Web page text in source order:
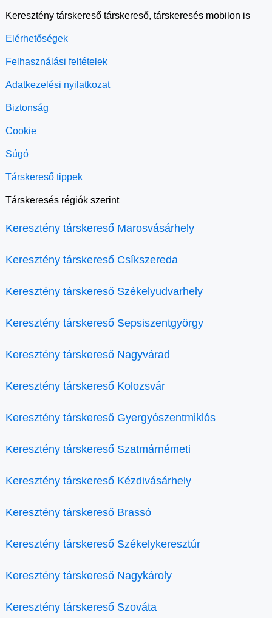
Keresztény társkereső társkereső, társkeresés mobilon is
Elérhetőségek
Felhasználási feltételek
Adatkezelési nyilatkozat
Biztonság
Cookie
Súgó
Társkereső tippek
Társkeresés régiók szerint
Keresztény társkereső Marosvásárhely
Keresztény társkereső Csíkszereda
Keresztény társkereső Székelyudvarhely
Keresztény társkereső Sepsiszentgyörgy
Keresztény társkereső Nagyvárad
Keresztény társkereső Kolozsvár
Keresztény társkereső Gyergyószentmiklós
Keresztény társkereső Szatmárnémeti
Keresztény társkereső Kézdivásárhely
Keresztény társkereső Brassó
Keresztény társkereső Székelykeresztúr
Keresztény társkereső Nagykároly
Keresztény társkereső Szováta